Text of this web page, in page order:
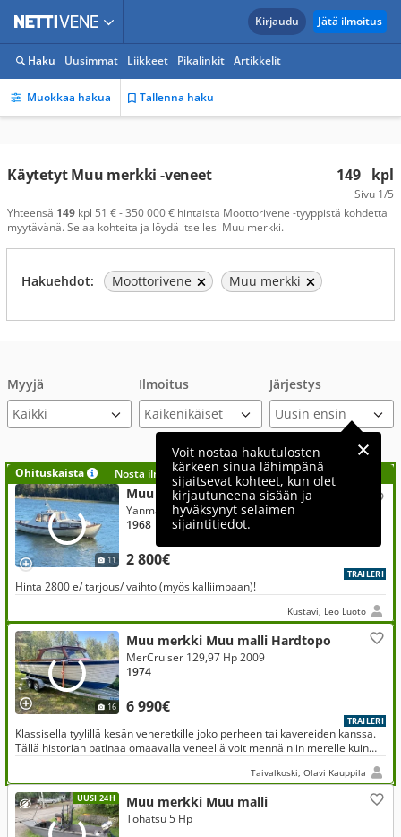
Kirjaudu Jätä ilmoitus
Haku Uusimmat Liikkeet Pikalinkit Artikkelit
Muokkaa hakua Tallenna haku
149 kpl
Sivu 1/5
Käytetyt Muu merkki -veneet
Yhteensä 149 kpl 51 € - 350 000 € hintaista Moottorivene -tyyppistä kohdetta
myytävänä. Selaa kohteita ja löydä itsellesi Muu merkki.
Hakuehdot: Moottorivene Muu merkki
Myyjä Ilmoitus Järjestys
Voit nostaa hakutulosten
kärkeen sinua lähimpänä
sijaitsevat kohteet, kun olet
kirjautuneena sisään ja
hyväksynyt selaimen
sijaintitiedot.
Ohituskaista Nosta ilmoituksesi tähän?
11
Muu merkki Muu malli
2 800€
Yanmar 18 Hp 1988
1968
TRAILERI
Hinta 2800 e/ tarjous/ vaihto (myös kalliimpaan)!
Kustavi, Leo Luoto
16
Muu merkki Muu malli Hardtopo
6 990€
MerCruiser 129,97 Hp 2009
1974
TRAILERI
Klassisella tyylillä kesän veneretkille joko perheen tai kavereiden kanssa.
Tällä historian patinaa omaavalla veneellä voit mennä niin merelle kuin
Taivalkoski, Olavi Kauppila
UUSI 24H Muu merkki Muu malli
Tohatsu 5 Hp